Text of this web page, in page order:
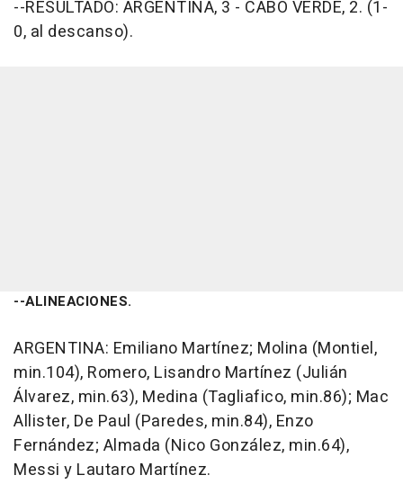
--RESULTADO: ARGENTINA, 3 - CABO VERDE, 2. (1-
0, al descanso).
--ALINEACIONES.
ARGENTINA: Emiliano Martínez; Molina (Montiel,
min.104), Romero, Lisandro Martínez (Julián
Álvarez, min.63), Medina (Tagliafico, min.86); Mac
Allister, De Paul (Paredes, min.84), Enzo
Fernández; Almada (Nico González, min.64),
Messi y Lautaro Martínez.